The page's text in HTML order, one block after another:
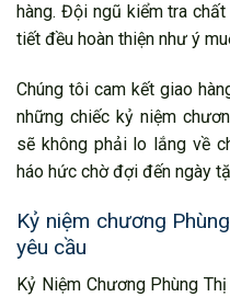
hàng. Đội ngũ kiểm tra
tiết đều hoàn thiện như ý
Chúng tôi cam kết giao
những chiếc kỷ niệm
sẽ không phải lo lắng về
háo hức chờ đợi đến ngày
Kỷ niệm chương
yêu cầu
Kỷ Niệm Chương Phùng